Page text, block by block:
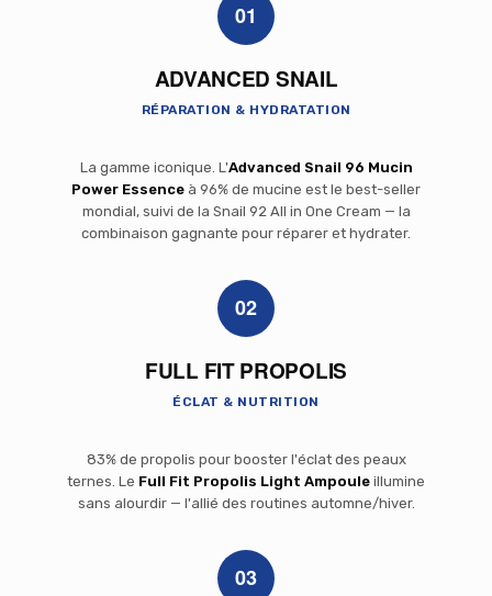
01
ADVANCED SNAIL
RÉPARATION & HYDRATATION
La gamme iconique. L'Advanced Snail 96 Mucin
Power Essence à 96% de mucine est le best-seller
mondial, suivi de la Snail 92 All in One Cream — la
combinaison gagnante pour réparer et hydrater.
02
FULL FIT PROPOLIS
ÉCLAT & NUTRITION
83% de propolis pour booster l'éclat des peaux
ternes. Le Full Fit Propolis Light Ampoule illumine
sans alourdir — l'allié des routines automne/hiver.
03